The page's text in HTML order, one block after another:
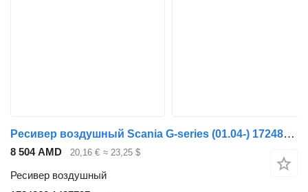
Ресивер воздушный Scania G-series (01.04-) 1724860 1427797 для тягача Scania P,G,R,T-series (2004-2017)
8 504 AMD 20,16 € ≈ 23,25 $
Ресивер воздушный